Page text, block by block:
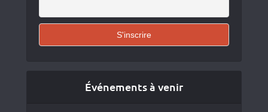
Événements à venir